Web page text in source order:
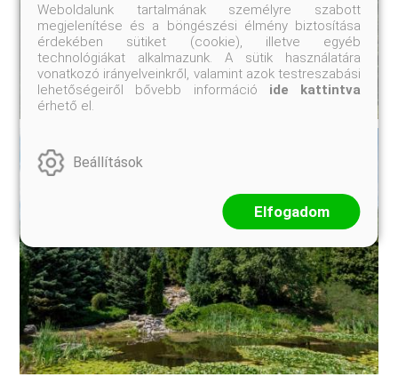
Weboldalunk tartalmának személyre szabott
megjelenítése és a böngészési élmény biztosítása
érdekében sütiket (cookie), illetve egyéb
technológiákat alkalmazunk. A sütik használatára
vonatkozó irányelveinkről, valamint azok testreszabási
lehetőségeiről bővebb információ ide kattintva
érhető el.
Beállítások
Elfogadom